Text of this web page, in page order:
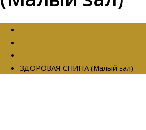
ЗДОРОВАЯ СПИНА (Малый зал)